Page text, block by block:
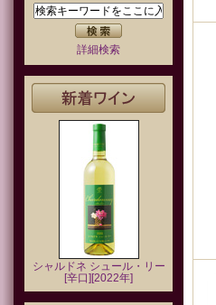
詳細検索
シャルドネ シュール・リー
[辛口][2022年]